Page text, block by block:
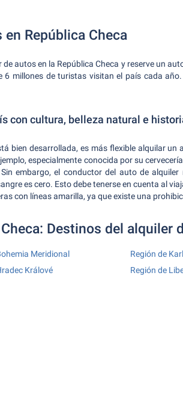
República Checa
autos en la República Checa y reserve un
6 millones de turistas visitan el país cada
con cultura, belleza natural e
bien desarrollada, es más flexible alquilar
especialmente conocida por su
embargo, el conductor del auto de
es cero. Esto debe tenerse en cuenta al
con líneas amarilla, ya que existe una
Destinos del alquiler
Meridional
Králové
Región de
Región de